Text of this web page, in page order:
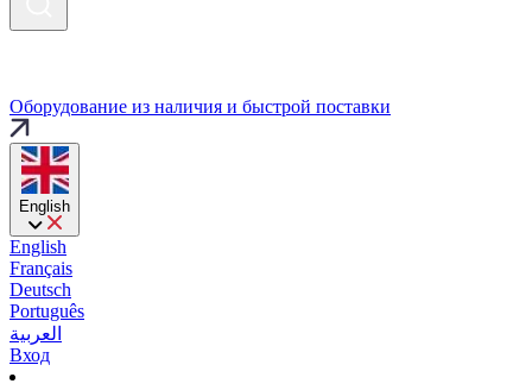
Оборудование из наличия и быстрой поставки
English
English
Français
Deutsch
Português
العربية
Вход